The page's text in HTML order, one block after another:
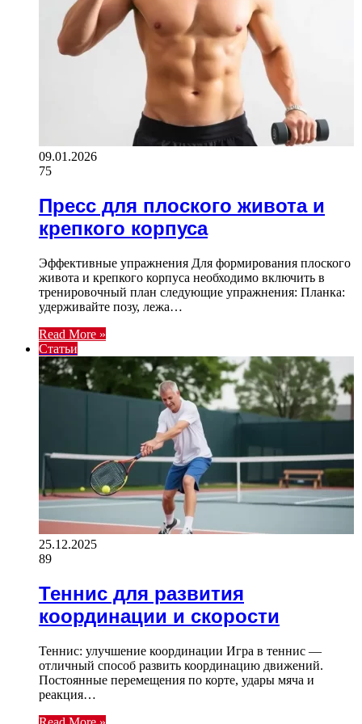
09.01.2026
75
Пресс для плоского живота и
крепкого корпуса
Эффективные упражнения Для формирования плоского
живота и крепкого корпуса необходимо включить в
тренировочный план следующие упражнения: Планка:
удерживайте позу, лежа…
Read More »
Статьи
25.12.2025
89
Теннис для развития
координации и скорости
Теннис: улучшение координации Игра в теннис —
отличный способ развить координацию движений.
Постоянные перемещения по корте, удары мяча и
реакция…